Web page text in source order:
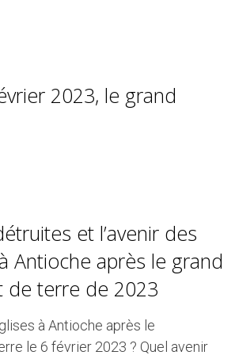
2023, le grand
et l’avenir des
Antioche après le grand
de terre de 2023
à Antioche après le
le 6 février 2023 ? Quel avenir